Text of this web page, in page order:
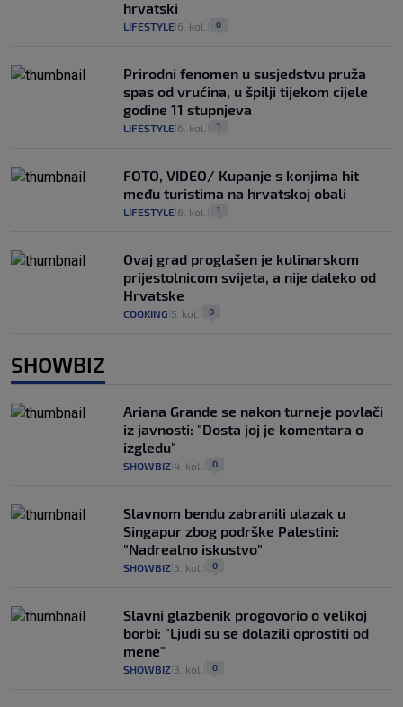
hrvatski
LIFESTYLE 6. kol. 0
Prirodni fenomen u susjedstvu pruža
spas od vrućina, u špilji tijekom cijele
godine 11 stupnjeva
LIFESTYLE 6. kol. 1
FOTO, VIDEO/ Kupanje s konjima hit
među turistima na hrvatskoj obali
LIFESTYLE 6. kol. 1
Ovaj grad proglašen je kulinarskom
prijestolnicom svijeta, a nije daleko od
Hrvatske
COOKING 5. kol. 0
SHOWBIZ
Ariana Grande se nakon turneje povlači
iz javnosti: "Dosta joj je komentara o
izgledu"
SHOWBIZ 4. kol. 0
Slavnom bendu zabranili ulazak u
Singapur zbog podrške Palestini:
"Nadrealno iskustvo"
SHOWBIZ 3. kol. 0
Slavni glazbenik progovorio o velikoj
borbi: "Ljudi su se dolazili oprostiti od
mene"
SHOWBIZ 3. kol. 0